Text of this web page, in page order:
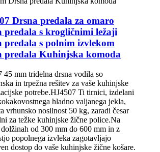
Drsna predala za omaro
predala s krogličnimi ležaji
predala s polnim izvlekom
predala Kuhinjska komoda
45 mm tridelna drsna vodila so
in trpežna rešitev za vaše kuhinjske
potrebe.HJ4507 Ti tirnici, izdelani
hladno valjanega jekla,
vrhunsko nosilnost 50 kg, zaradi česar
za težke kuhinjske žične police.Na
od 300 mm do 600 mm in z
popolnega izvleka zagotavljajo
dostop do vaše kuhinjske žične košare.